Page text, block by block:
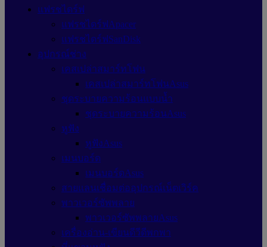
แฟรชไดร์ฟ
แฟรชไดร์ฟApacer
แฟรชไดร์ฟSanDisk
อุปกรณ์ช่าง
เคสเปล่าสมาร์ทโฟน
เคสเปล่าสมาร์ทโฟนAsus
ชุดระบายความร้อนแบบน้ำ
ชุดระบายความร้อนAsus
หูฟัง
หูฟังAsus
เมนบอร์ด
เมนบอร์ดAsus
สายแลนเชื่อมต่ออุปกรณ์เน็ตเวิร์ค
พาวเวอร์ซัพพลาย
พาวเวอร์ซัพพลายAsus
เครื่องอ่าน-เขียนดีวีดีพกพา